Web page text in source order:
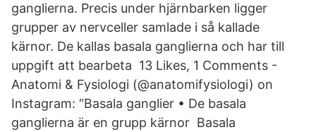
ganglierna. Precis under hjärnbarken ligger
grupper av nervceller samlade i så kallade
kärnor. De kallas basala ganglierna och har till
uppgift att bearbeta 13 Likes, 1 Comments -
Anatomi & Fysiologi (@anatomifysiologi) on
Instagram: “Basala ganglier • De basala
ganglierna är en grupp kärnor Basala